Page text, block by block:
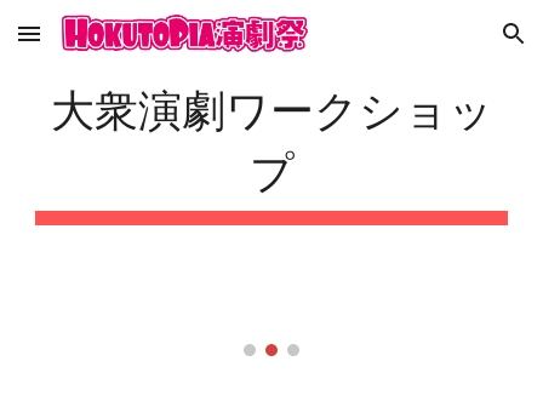
Skip to main content Skip to navigation
大衆演劇ワークショッ
プ